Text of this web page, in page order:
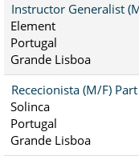
Instructor Generalist
Element
Portugal
Grande Lisboa
Rececionista (M/F)
Solinca
Portugal
Grande Lisboa